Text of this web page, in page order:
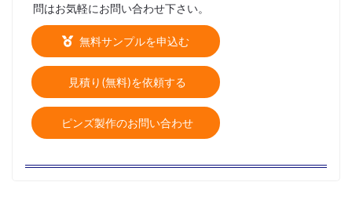
問はお気軽にお問い合わせ下さい。
無料サンプルを申込む
見積り(無料)を依頼する
ピンズ製作のお問い合わせ